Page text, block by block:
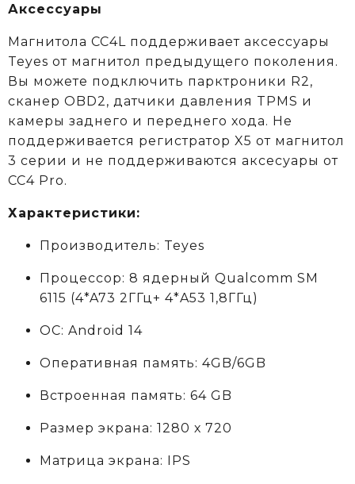
Аксессуары
Магнитола CC4L поддерживает аксессуары
Teyes от магнитол предыдущего поколения.
Вы можете подключить парктроники R2,
сканер OBD2, датчики давления TPMS и
камеры заднего и переднего хода. Не
поддерживается регистратор X5 от магнитол
3 серии и не поддерживаются аксеcуары от
CC4 Pro.
Характеристики:
Производитель: Teyes
Процессор: 8 ядерный Qualcomm SM
6115 (4*A73 2ГГц+ 4*A53 1,8ГГц)
ОС: Android 14
Оперативная память: 4GB/6GB
Встроенная память: 64 GB
Размер экрана: 1280 х 720
Матрица экрана: IPS